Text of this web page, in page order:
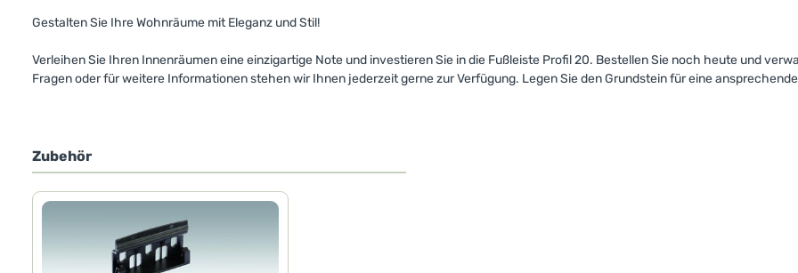
Gestalten Sie Ihre Wohnräume mit Eleganz und Stil!
Verleihen Sie Ihren Innenräumen eine einzigartige Note und investieren Sie in die Fußleiste Profil 20. Bestellen Sie noch heute und
Fragen oder für weitere Informationen stehen wir Ihnen jederzeit gerne zur Verfügung. Legen Sie den Grundstein für eine
Zubehör
Produktgalerie überspringen